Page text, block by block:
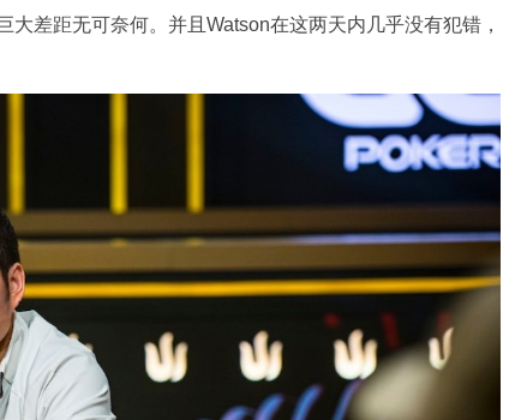
大差距无可奈何。并且Watson在这两天内几乎没有犯错，